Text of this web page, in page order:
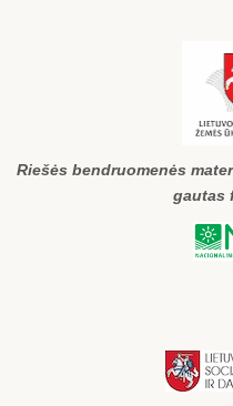
Riešės bendruomenės
gautas